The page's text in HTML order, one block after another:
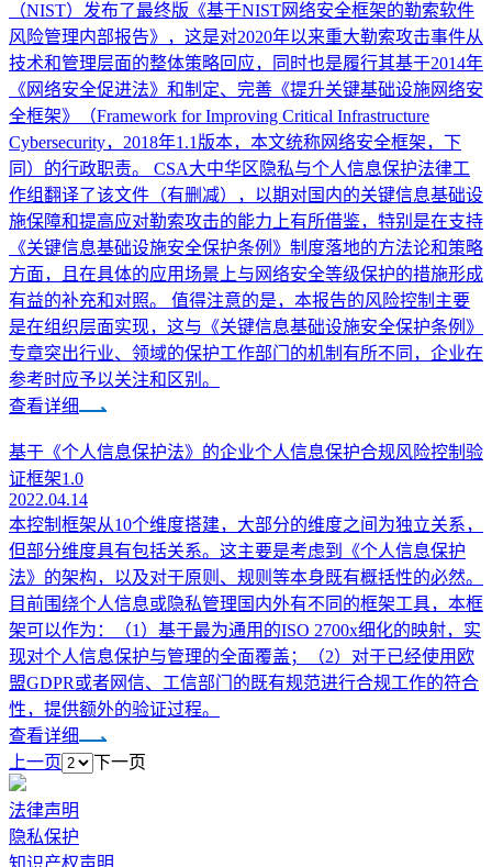
（NIST）发布了最终版《基于NIST网络安全框架的勒索软件
风险管理内部报告》，这是对2020年以来重大勒索攻击事件从
技术和管理层面的整体策略回应，同时也是履行其基于2014年
《网络安全促进法》和制定、完善《提升关键基础设施网络安
全框架》（Framework for Improving Critical Infrastructure
Cybersecurity，2018年1.1版本，本文统称网络安全框架，下
同）的行政职责。 CSA大中华区隐私与个人信息保护法律工
作组翻译了该文件（有删减），以期对国内的关键信息基础设
施保障和提高应对勒索攻击的能力上有所借鉴，特别是在支持
《关键信息基础设施安全保护条例》制度落地的方法论和策略
方面，且在具体的应用场景上与网络安全等级保护的措施形成
有益的补充和对照。 值得注意的是，本报告的风险控制主要
是在组织层面实现，这与《关键信息基础设施安全保护条例》
专章突出行业、领域的保护工作部门的机制有所不同，企业在
参考时应予以关注和区别。
查看详细
基于《个人信息保护法》的企业个人信息保护合规风险控制验
证框架1.0
2022.04.14
本控制框架从10个维度搭建，大部分的维度之间为独立关系，
但部分维度具有包括关系。这主要是考虑到《个人信息保护
法》的架构，以及对于原则、规则等本身既有概括性的必然。
目前围绕个人信息或隐私管理国内外有不同的框架工具，本框
架可以作为：（1）基于最为通用的ISO 2700x细化的映射，实
现对个人信息保护与管理的全面覆盖；（2）对于已经使用欧
盟GDPR或者网信、工信部门的既有规范进行合规工作的符合
性，提供额外的验证过程。
查看详细
上一页
下一页
法律声明
隐私保护
知识产权声明